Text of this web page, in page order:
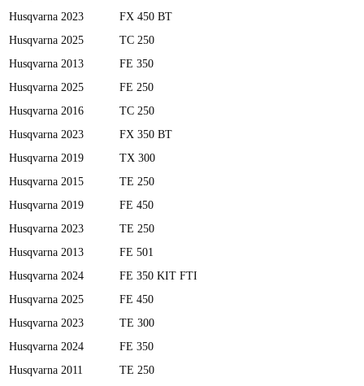
Husqvarna 2023
FX 450 BT
Husqvarna 2025
TC 250
Husqvarna 2013
FE 350
Husqvarna 2025
FE 250
Husqvarna 2016
TC 250
Husqvarna 2023
FX 350 BT
Husqvarna 2019
TX 300
Husqvarna 2015
TE 250
Husqvarna 2019
FE 450
Husqvarna 2023
TE 250
Husqvarna 2013
FE 501
Husqvarna 2024
FE 350 KIT FTI
Husqvarna 2025
FE 450
Husqvarna 2023
TE 300
Husqvarna 2024
FE 350
Husqvarna 2011
TE 250